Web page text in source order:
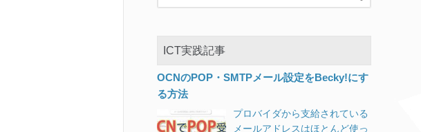
ICT実践記事
OCNのPOP・SMTPメール設定をBecky!にす
る方法
プロバイダから支給されている
メールアドレスはほとんど使っ